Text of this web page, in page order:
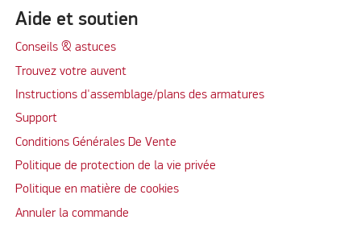
Aide et soutien
Conseils & astuces
Trouvez votre auvent
Instructions d'assemblage/plans des armatures
Support
Conditions Générales De Vente
Politique de protection de la vie privée
Politique en matière de cookies
Annuler la commande